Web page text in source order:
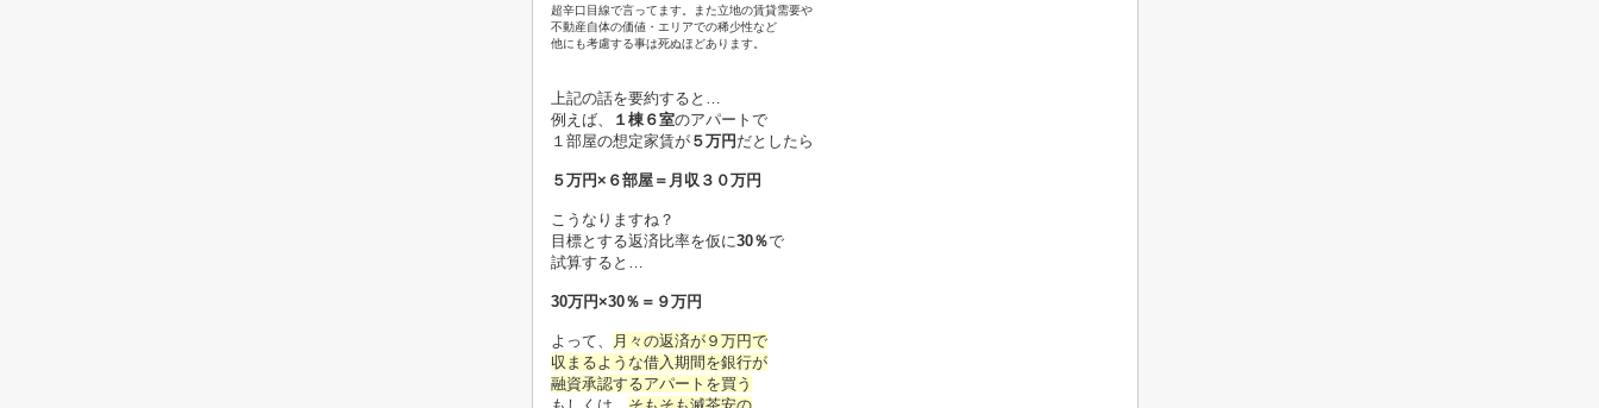
超辛口目線で言ってます。また立地の賃貸需要や
不動産自体の価値・エリアでの稀少性など
他にも考慮する事は死ぬほどあります。
上記の話を要約すると…
例えば、
１棟６室のアパートで
１部屋の想定家賃が ５万円 だとしたら
５万円×６部屋＝月収３０万円
こうなりますね？
目標とする返済比率を仮に30％で
試算すると…
30万円×30％＝９万円
よって、
月々の返済が９万円で
収まるような借入期間を銀行が
融資承認するアパートを買う